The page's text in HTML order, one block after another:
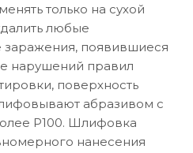
только на сухой
любые
заражения, появившиеся
нарушений правил
поверхность
абразивом с
Р100. Шлифовка
нанесения